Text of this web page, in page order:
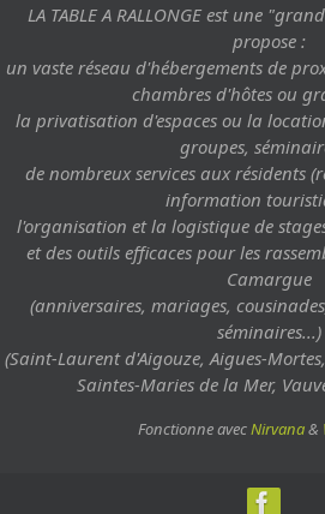
LA TABLE A RALLONGE est une
propose :
un vaste réseau d'hébergements de
chambres d'hôtes ou
la privatisation d'espaces ou la
groupes,
de nombreux services aux résidents
information
l'organisation et la logistique de
et des outils efficaces pour les
Camargue
(anniversaires, mariages,
séminaires...)
(Saint-Laurent d'Aigouze, Aigues-
Saintes-Maries de la Mer,
Fonctionne avecNirvana&